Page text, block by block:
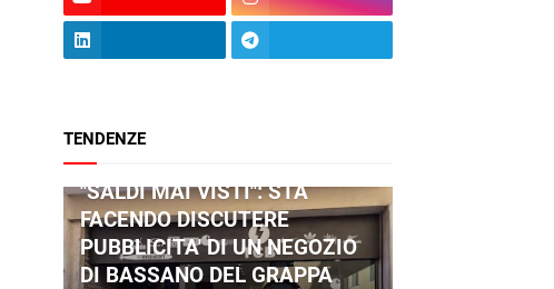
TENDENZE
"SALDI MAI VISTI": STA
FACENDO DISCUTERE
PUBBLICITA' DI UN NEGOZIO
DI BASSANO DEL GRAPPA